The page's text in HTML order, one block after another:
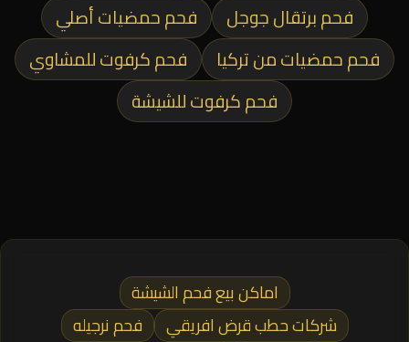
فحم برتقال جوجل
فحم حمضيات أصلي
فحم حمضيات من تركيا
فحم كرفوت للمشاوي
فحم كرفوت للشيشة
اماكن بيع فحم الشيشة
شركات حطب قرض افريقي
فحم نرجيله